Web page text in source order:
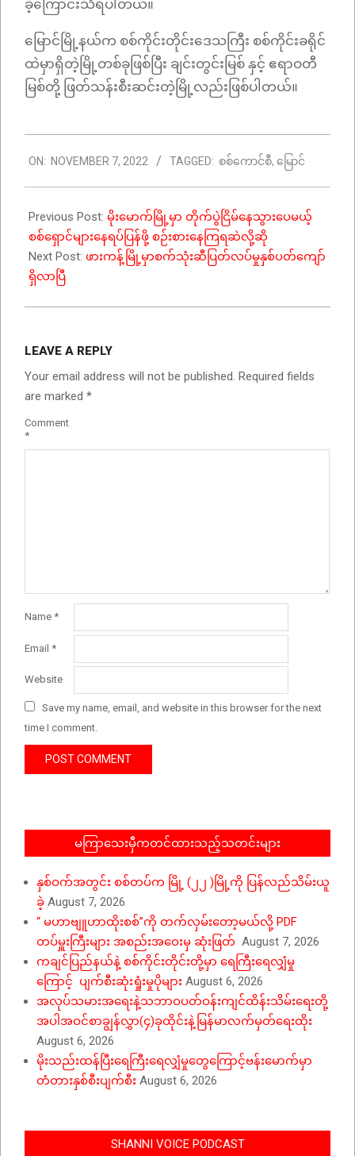
ခဲ့ကြောင်းသိရပါတယ်။
မြောင်မြို့နယ်က စစ်ကိုင်းတိုင်းဒေသကြီး စစ်ကိုင်းခရိုင်
ထဲမှာရှိတဲ့မြို့တစ်ခုဖြစ်ပြီး ချင်းတွင်းမြစ် နှင့် ဧရာဝတီ
မြစ်တို့ ဖြတ်သန်းစီးဆင်းတဲ့မြို့လည်းဖြစ်ပါတယ်။
11-
07
ON: NOVEMBER 7, 2022 TAGGED: စစ်ကောင်စီ, မြောင်
Previous Post: မိုးမောက်မြို့မှာ တိုက်ပွဲငြိမ်နေသွားပေမယ့်
စစ်ရှောင်များနေရပ်ပြန်ဖို့ စဉ်းစားနေကြရဆဲလို့ဆို
Next Post: ဖားကန့်မြို့မှာစက်သုံးဆီပြတ်လပ်မှုနှစ်ပတ်ကျော်
ရှိလာပြီ
LEAVE A REPLY
Your email address will not be published. Required fields
are marked *
Comment
*
Name *
Email *
Website
Save my name, email, and website in this browser for the next
time I comment.
မကြာသေးမှီကတင်ထားသည့်သတင်းများ
နှစ်ဝက်အတွင်း စစ်တပ်က မြို့ (၂၂ )မြို့ကို ပြန်လည်သိမ်းယူ
ခဲ့ August 7, 2026
“ မဟာဗျူဟာထိုးစစ်”ကို တက်လှမ်းတော့မယ်လို့ PDF
တပ်မှူးကြီးများ အစည်းအဝေးမှ ဆုံးဖြတ် August 7, 2026
ကချင်ပြည်နယ်နဲ့ စစ်ကိုင်းတိုင်းတို့မှာ ရေကြီးရေလျှံမှု
ကြောင့် ပျက်စီးဆုံးရှုံးမှုပိုများ August 6, 2026
အလုပ်သမားအရေးနဲ့သဘာဝပတ်ဝန်းကျင်ထိန်းသိမ်းရေးတို့
အပါအဝင်စာချွန်လွှာ(၄)ခုထိုင်းနဲ့မြန်မာလက်မှတ်ရေးထိုး
August 6, 2026
မိုးသည်းထန်ပြီးရေကြီးရေလျှံမှုတွေကြောင့်ဗန်းမောက်မှာ
တံတားနှစ်စီးပျက်စီး August 6, 2026
SHANNI VOICE PODCAST